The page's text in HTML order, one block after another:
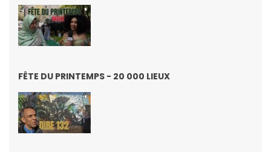
FÊTE DU PRINTEMPS - 20 000 LIEUX